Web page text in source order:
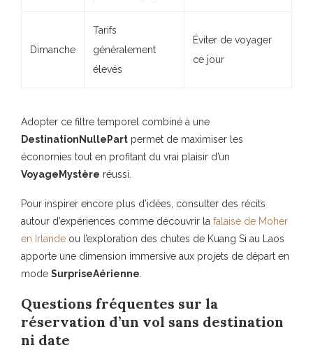
Dimanche
Tarifs
généralement
élevés
Éviter de voyager
ce jour
Adopter ce filtre temporel combiné à une
DestinationNullePart permet de maximiser les
économies tout en profitant du vrai plaisir d’un
VoyageMystère réussi.
Pour inspirer encore plus d’idées, consulter des récits
autour d’expériences comme découvrir la falaise de Moher
en Irlande ou l’exploration des chutes de Kuang Si au Laos
apporte une dimension immersive aux projets de départ en
mode SurpriseAérienne
Questions fréquentes sur la
réservation d’un vol sans destination
ni date